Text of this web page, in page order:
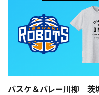
バスケ＆バレー川柳 茨